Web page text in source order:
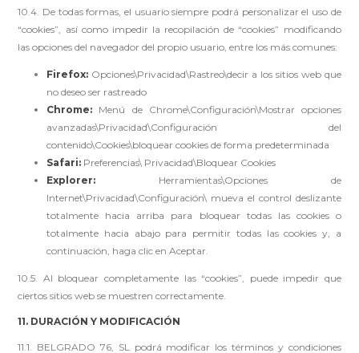
10.4. De todas formas, el usuario siempre podrá personalizar el uso de
“cookies”, así como impedir la recopilación de “cookies” modificando
las opciones del navegador del propio usuario, entre los más comunes:
Firefox: Opciones\Privacidad\Rastreo\decir a los sitios web que
no deseo ser rastreado
Chrome: Menú de Chrome\Configuración\Mostrar opciones
avanzadas\Privacidad\Configuración del
contenido\Cookies\bloquear cookies de forma predeterminada
Safari: Preferencias\ Privacidad\Bloquear Cookies
Explorer: Herramientas\Opciones de
Internet\Privacidad\Configuración\ mueva el control deslizante
totalmente hacia arriba para bloquear todas las cookies o
totalmente hacia abajo para permitir todas las cookies y, a
continuación, haga clic en Aceptar.
10.5. Al bloquear completamente las “cookies”, puede impedir que
ciertos sitios web se muestren correctamente.
11. DURACIÓN Y MODIFICACIÓN
11.1. BELGRADO 76, SL podrá modificar los términos y condiciones